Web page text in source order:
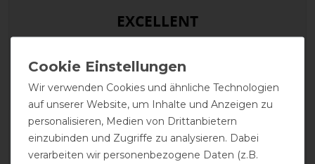
EXCELLENT
150g - marineblau/grau
Product Reviews
1
Wir verwenden Cookies und ähnliche Technologien
auf unserer Website, um Inhalte und Anzeigen zu
personalisieren, Medien von Drittanbietern
einzubinden und Zugriffe zu analysieren. Dabei
verarbeiten wir personenbezogene Daten (z.B.